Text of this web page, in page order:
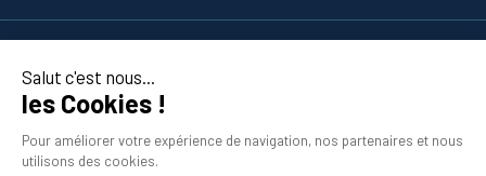
Salut c'est nous...
les Cookies !
Pour améliorer votre expérience de navigation, nos partenaires et nous
utilisons des cookies.
En savoir plus